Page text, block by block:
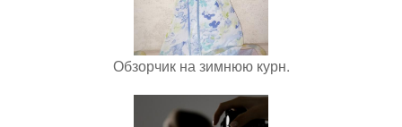
Обзорчик на зимнюю курн.